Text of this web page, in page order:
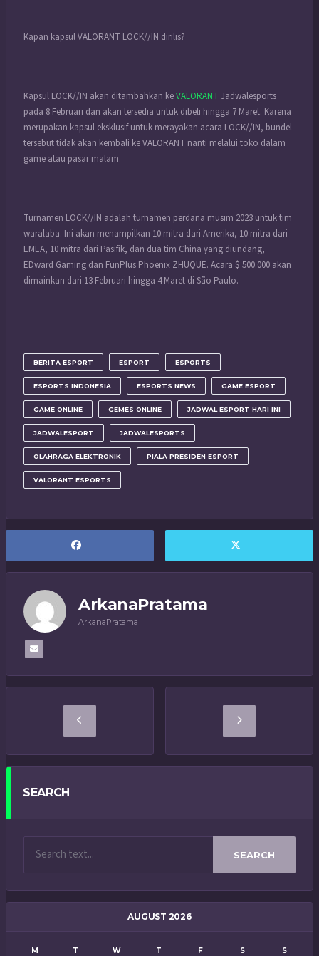
Kapan kapsul VALORANT LOCK//IN dirilis?
Kapsul LOCK//IN akan ditambahkan keVALORANT Jadwalesports
pada 8 Februari dan akan tersedia untuk dibeli hingga 7 Maret. Karena
merupakan kapsul eksklusif untuk merayakan acara LOCK//IN, bundel
tersebut tidak akan kembali ke VALORANT nanti melalui toko dalam
game atau pasar malam.
Turnamen LOCK//IN adalah turnamen perdana musim 2023 untuk tim
waralaba. Ini akan menampilkan 10 mitra dari Amerika, 10 mitra dari
EMEA, 10 mitra dari Pasifik, dan dua tim China yang diundang,
EDward Gaming dan FunPlus Phoenix ZHUQUE. Acara $ 500.000 akan
dimainkan dari 13 Februari hingga 4 Maret di São Paulo.
BERITA ESPORT ESPORT ESPORTS
ESPORTS INDONESIA ESPORTS NEWS GAME ESPORT
GAME ONLINE GEMES ONLINE JADWAL ESPORT HARI INI
JADWALESPORT JADWALESPORTS
OLAHRAGA ELEKTRONIK PIALA PRESIDEN ESPORT
VALORANT ESPORTS
ArkanaPratama
ArkanaPratama
SEARCH
SEARCH
AUGUST 2026
M T W T F S S